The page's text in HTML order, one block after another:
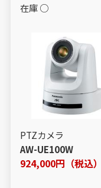
在庫 ○
PTZカメラ
AW-UE100W
924,000円（税込）